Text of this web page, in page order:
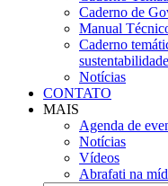
Caderno de
Manual
Caderno
Notícias
CONTATO
MAIS
Agenda de
Notícias
Vídeos
Abrafati na